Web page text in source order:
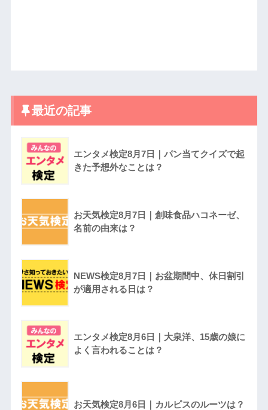
最近の記事
エンタメ検定8月7日｜パン当てクイズで起
きた予想外なことは？
お天気検定8月7日｜創味食品ハコネーゼ、
名前の由来は？
NEWS検定8月7日｜お盆期間中、休日割引
が適用される日は？
エンタメ検定8月6日｜大泉洋、15歳の娘に
よく言われることは？
お天気検定8月6日｜カルピスのルーツは？